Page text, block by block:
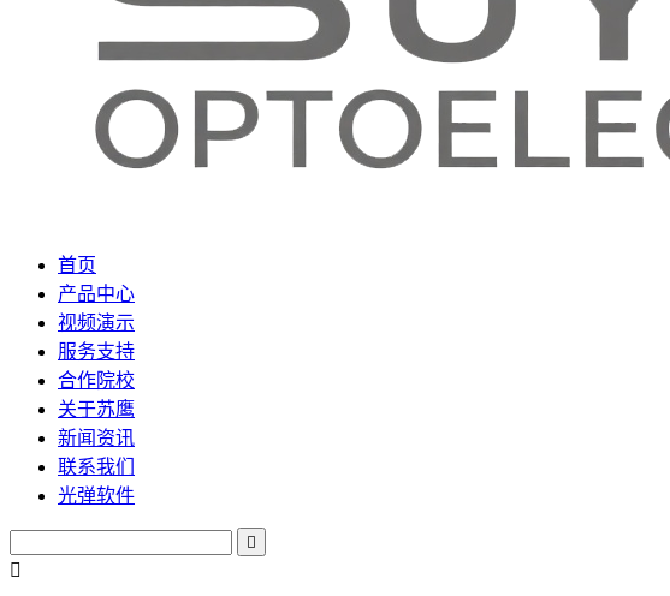
首页
产品中心
视频演示
服务支持
合作院校
关于苏鹰
新闻资讯
联系我们
光弹软件